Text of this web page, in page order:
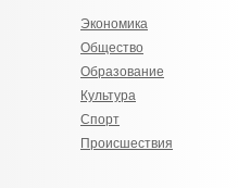
Экономика
Общество
Образование
Культура
Спорт
Происшествия